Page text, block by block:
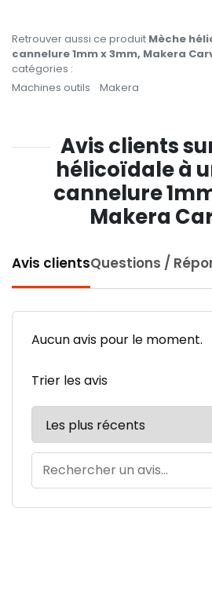
Retrouver aussi ce produit Mèche
cannelure 1mm x 3mm, Makera
catégories :
Machines outils
Makera
Avis clients
hélicoïdale à
cannelure
Makera
Avis clientsQuestions /
Aucun avis pour le moment.
Trier les avis